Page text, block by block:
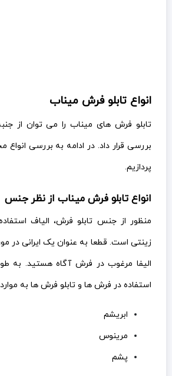
انواع تابلو فرش میناب
تابلو فرش های میناب را می توان از
بررسی قرار داد. در ادامه به بررسی
پردازیم.
انواع تابلو فرش میناب از نظر جنس
منظور از جنس تابلو فرش، الیاف
زینتی است. قطعا به عنوان یک ایرانی در
الیفا مرغوب در فرش آگاه هستید. به
استفاده در فرش ها و تابلو فرش ها به
ابریشم
مرینوس
پشم